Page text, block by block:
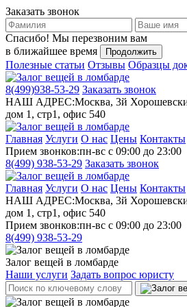
Заказать звонок
Спасибо! Мы перезвоним вам
в ближайшее время
Продолжить
Полезные статьи Отзывы Образцы
8(499)938-53-29 Заказать звонок
НАШ АДРЕС:Москва, 3й
дом 1, стр1, офис 540
Главная Услуги О нас Цены Контакты
Прием звонков:пн-вс с 09:00 до 23:00
8(499) 938-53-29 Заказать звонок
Главная Услуги О нас Цены Контакты
НАШ АДРЕС:Москва, 3й
дом 1, стр1, офис 540
Прием звонков:пн-вс с 09:00 до 23:00
8(499) 938-53-29
Залог вещей в ломбарде
Наши услуги Задать вопрос юристу